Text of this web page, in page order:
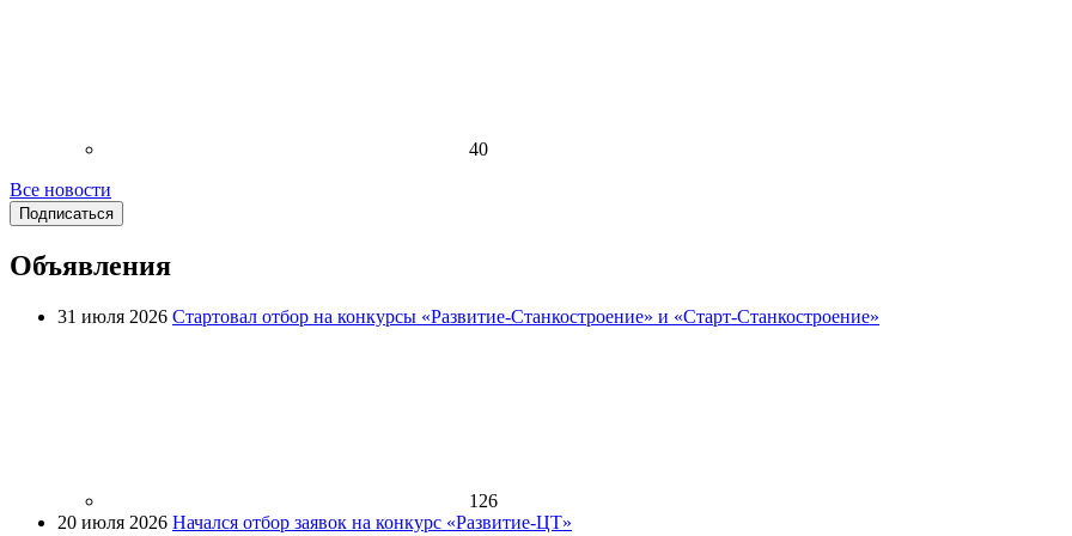
40
Все новости
Подписаться
Объявления
31 июля 2026 Стартовал отбор на конкурсы «Развитие-Станкостроение» и «Старт-Станкостроение»
126
20 июля 2026 Начался отбор заявок на конкурс «Развитие-ЦТ»